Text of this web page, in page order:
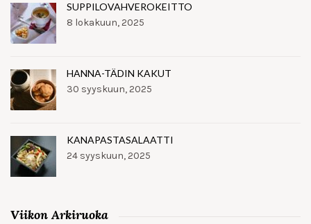
SUPPILOVAHVEROKEITTO
8 lokakuun, 2025
HANNA-TÄDIN KAKUT
30 syyskuun, 2025
KANAPASTASALAATTI
24 syyskuun, 2025
Viikon Arkiruoka